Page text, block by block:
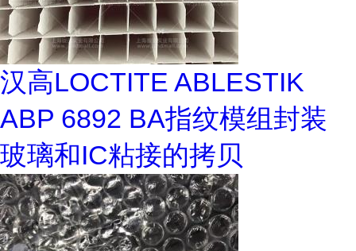
汉高LOCTITE ABLESTIK
ABP 6892 BA指纹模组封装
玻璃和IC粘接的拷贝